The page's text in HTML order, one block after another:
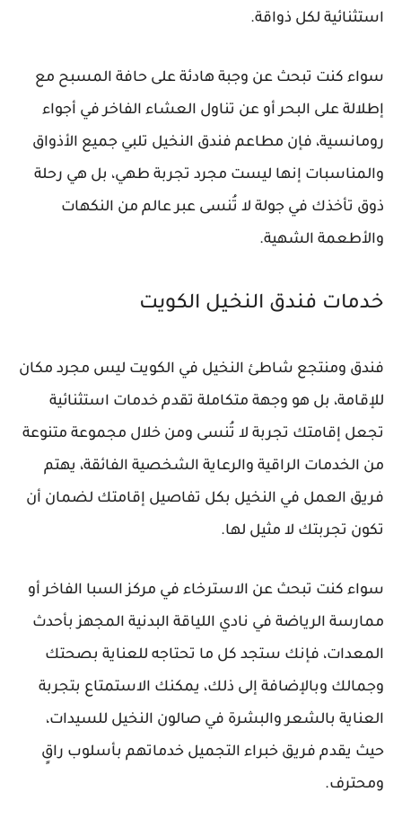
استثنائية لكل ذواقة.
سواء كنت تبحث عن وجبة هادئة على حافة المسبح مع
إطلالة على البحر أو عن تناول العشاء الفاخر في أجواء
رومانسية، فإن مطاعم فندق النخيل تلبي جميع الأذواق
والمناسبات إنها ليست مجرد تجربة طهي، بل هي رحلة
ذوق تأخذك في جولة لا تُنسى عبر عالم من النكهات
والأطعمة الشهية.
خدمات فندق النخيل الكويت
فندق ومنتجع شاطئ النخيل في الكويت ليس مجرد مكان
للإقامة، بل هو وجهة متكاملة تقدم خدمات استثنائية
تجعل إقامتك تجربة لا تُنسى ومن خلال مجموعة متنوعة
من الخدمات الراقية والرعاية الشخصية الفائقة، يهتم
فريق العمل في النخيل بكل تفاصيل إقامتك لضمان أن
تكون تجربتك لا مثيل لها.
سواء كنت تبحث عن الاسترخاء في مركز السبا الفاخر أو
ممارسة الرياضة في نادي اللياقة البدنية المجهز بأحدث
المعدات، فإنك ستجد كل ما تحتاجه للعناية بصحتك
وجمالك وبالإضافة إلى ذلك، يمكنك الاستمتاع بتجربة
العناية بالشعر والبشرة في صالون النخيل للسيدات،
حيث يقدم فريق خبراء التجميل خدماتهم بأسلوب راقٍ
ومحترف.